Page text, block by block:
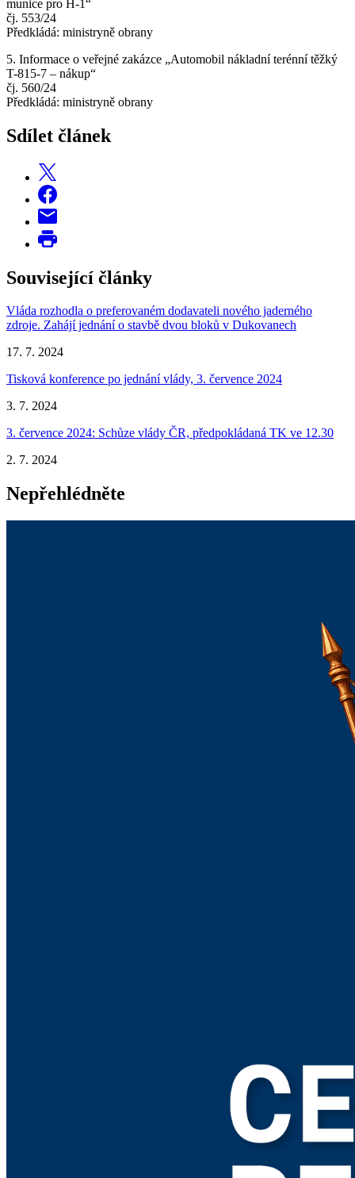
munice pro H-1“
čj. 553/24
Předkládá: ministryně obrany
5. Informace o veřejné zakázce „Automobil nákladní terénní těžký
T-815-7 – nákup“
čj. 560/24
Předkládá: ministryně obrany
Sdílet článek
Související články
Vláda rozhodla o preferovaném dodavateli nového jaderného
zdroje. Zahájí jednání o stavbě dvou bloků v Dukovanech
17. 7. 2024
Tisková konference po jednání vlády, 3. července 2024
3. 7. 2024
3. července 2024: Schůze vlády ČR, předpokládaná TK ve 12.30
2. 7. 2024
Nepřehlédněte